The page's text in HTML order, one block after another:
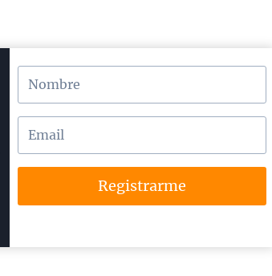
Registrarme